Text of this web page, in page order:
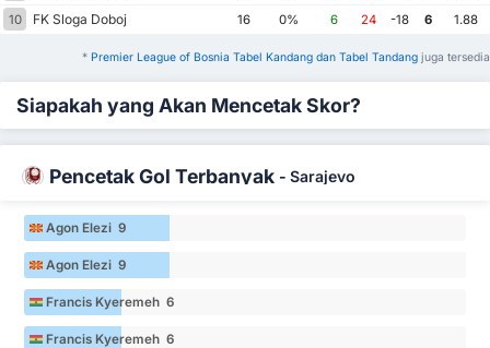
10
FK Sloga Doboj 16 0% 6 24 -18 6 1.88
* Premier League of Bosnia Tabel Kandang dan Tabel Tandang juga tersedia
Siapakah yang Akan Mencetak Skor?
Pencetak Gol Terbanyak - Sarajevo
Agon Elezi 9
Agon Elezi 9
Francis Kyeremeh 6
Francis Kyeremeh 6